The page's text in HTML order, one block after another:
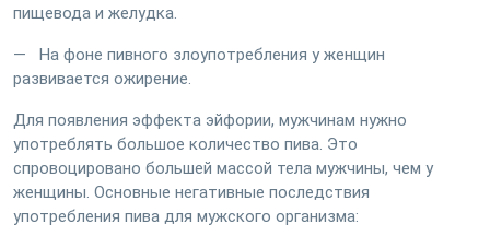
пищевода и желудка.
— На фоне пивного злоупотребления у женщин
развивается ожирение.
Для появления эффекта эйфории, мужчинам нужно
употреблять большое количество пива. Это
спровоцировано большей массой тела мужчины, чем у
женщины. Основные негативные последствия
употребления пива для мужского организма: